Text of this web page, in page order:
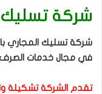
شركة تسليك
شركة تسليك المجاري
في مجال خدمات
تقدم الشركة تشكيلة